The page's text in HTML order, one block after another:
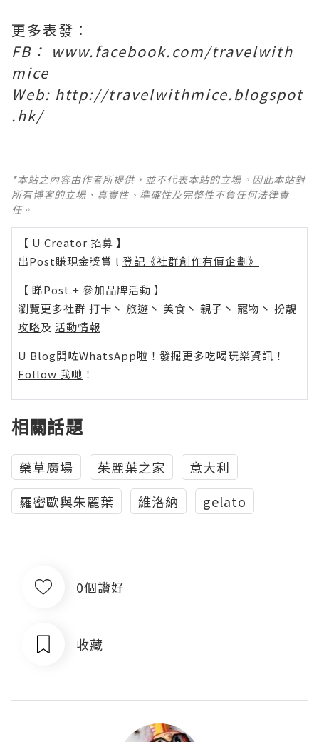
更多表發：
FB： www.facebook.com/travelwith
mice
Web: http://travelwithmice.blogspot
.hk/
*本站之內容由作者所提供，並不代表本站的立場。因此本站對
所有博客的立場、真實性、準確性及完整性不負任何法律責
任。
【 U Creator 招募 】
出Post賺現金獎賞 l 登記《社群創作有價企劃》
【 睇Post + 參加品牌活動 】
瀏覽更多社群 打卡 丶 旅遊 丶 美食 丶 親子 丶 寵物 丶 扮靚
攻略及 活動情報
U Blog開咗WhatsApp啦！發掘更多吃喝玩樂資訊！
Follow 我哋 ！
相關話題
藥草廣場
意大利
羅密歐與朱麗葉
維洛納 gelato
0個讚好
收藏